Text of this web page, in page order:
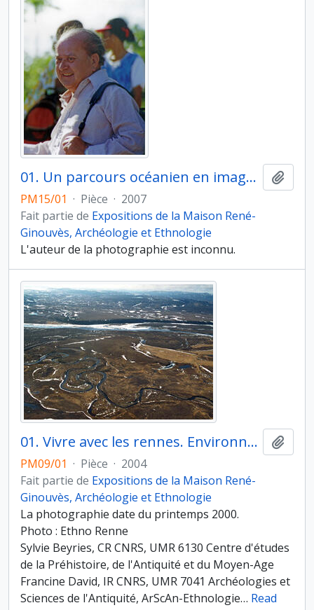
01. Un parcours océanien en images. Hommage à José Garanger (1926-2006). Les premiers travaux. José Garanger lors de son dernier voyage au Vanuatu en 1996
PM15/01 · Pièce · 2007
Fait partie de Expositions de la Maison René-
Ginouvès, Archéologie et Ethnologie
L'auteur de la photographie est inconnu.
01. Vivre avec les rennes. Environnement et mobilité. Paysage de toundra. Vallée de l’Apouka, Nord Kamtchatka
PM09/01 · Pièce · 2004
Fait partie de Expositions de la Maison René-
Ginouvès, Archéologie et Ethnologie
La photographie date du printemps 2000.
Photo : Ethno Renne
Sylvie Beyries, CR CNRS, UMR 6130 Centre d'études
de la Préhistoire, de l'Antiquité et du Moyen-Age
Francine David, IR CNRS, UMR 7041 Archéologies et
Sciences de l'Antiquité, ArScAn-Ethnologie… Read